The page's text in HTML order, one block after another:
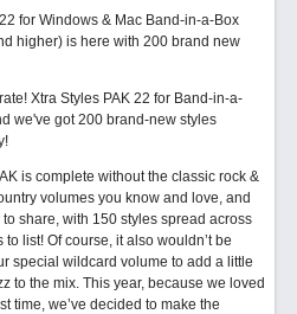
for Windows & Mac Band-in-a-Box
higher) is here with 200 brand new
Xtra Styles PAK 22 for Band-in-a-
we've got 200 brand-new styles
is complete without the classic rock &
volumes you know and love, and
to share, with 150 styles spread across
list! Of course, it also wouldn’t be
special wildcard volume to add a little
to the mix. This year, because we loved
time, we’ve decided to make the